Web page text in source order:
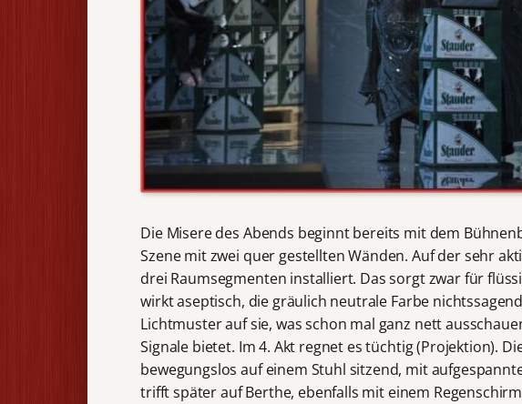
Die Misere des Abends beginnt bereits mit dem
Szene mit zwei quer gestellten Wänden. Auf der sehr
drei Raumsegmenten installiert. Das sorgt zwar für
wirkt aseptisch, die gräulich neutrale Farbe
Lichtmuster auf sie, was schon mal ganz nett
Signale bietet. Im 4. Akt regnet es tüchtig (Projektion).
bewegungslos auf einem Stuhl sitzend, mit
trifft später auf Berthe, ebenfalls mit einem